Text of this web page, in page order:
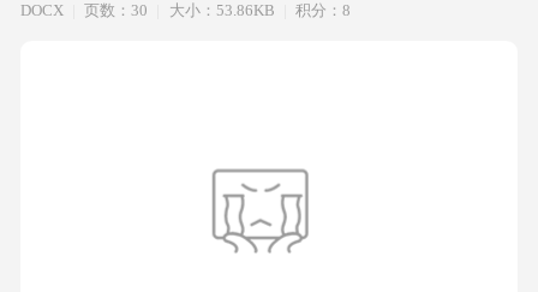
DOCX
页数：30 大小：53.86KB 积分：8